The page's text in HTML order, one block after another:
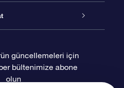
Sayfası
güncellemeleri için
bültenimize abone
olun